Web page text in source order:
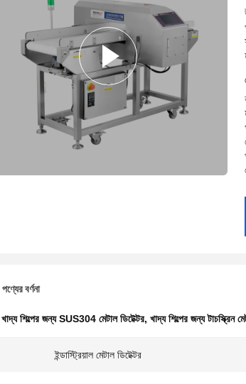
পণ্যের বর্ণনা
খাদ্য শিল্পের জন্য SUS304 মেটাল ডিটেক্টর, খাদ্য শিল্পের জন্য টাচস্ক্রিন
ইন্ডাস্ট্রিয়াল মেটাল ডিটেক্টর